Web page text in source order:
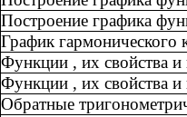
Построение графика
График гармонического
Функции , их свойства и
Функции , их свойства и
Обратные